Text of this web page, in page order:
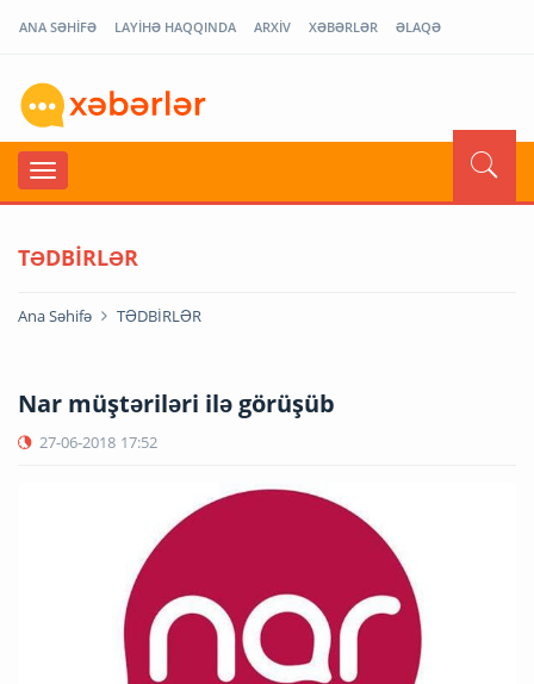
ANA SƏHİFƏ LAYİHƏ HAQQINDA ARXİV XƏBƏRLƏR ƏLAQƏ
TƏDBİRLƏR
Ana Səhifə TƏDBİRLƏR
Nar müştəriləri ilə görüşüb
27-06-2018 17:52